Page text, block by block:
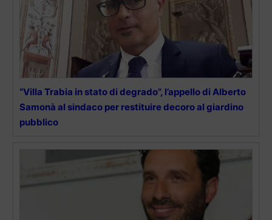
“Villa Trabia in stato di degrado”, l’appello di Alberto
Samonà al sindaco per restituire decoro al giardino
pubblico